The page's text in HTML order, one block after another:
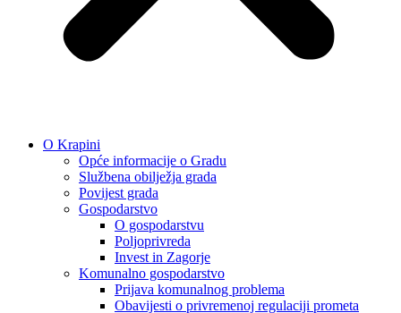
O Krapini
Opće informacije o Gradu
Službena obilježja grada
Povijest grada
Gospodarstvo
O gospodarstvu
Poljoprivreda
Invest in Zagorje
Komunalno gospodarstvo
Prijava komunalnog problema
Obavijesti o privremenoj regulaciji prometa